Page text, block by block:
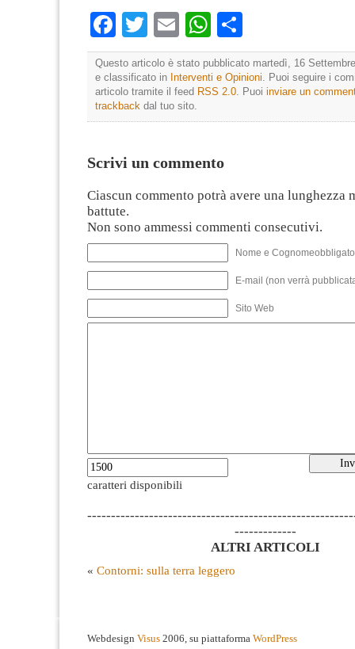
Facebook
TwitterEmailWhatsApp
Questo articolo è stato pubblicato martedì, 16
e classificato in Interventi e Opinioni. Puoi seguire i
articolo tramite il feed RSS 2.0. Puoi inviare un
trackback dal tuo sito.
Scrivi un commento
Ciascun commento potrà avere una lunghezza
battute.
Non sono ammessi commenti consecutivi.
Nome e
E-mail (non verrà
Sito Web
caratteri disponibili
-------------
ALTRI ARTICOLI
« Contorni: sulla terra leggero
Webdesign Visus 2006, su piattaforma WordPress